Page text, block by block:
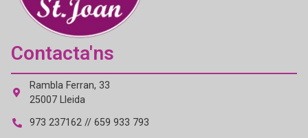
Contacta'ns
Rambla Ferran, 33
25007 Lleida
973 237162 // 659 933 793